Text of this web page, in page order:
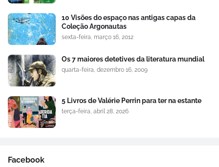
10 Visões do espaço nas antigas capas da
Coleção Argonautas
sexta-feira, março 16, 2012
Os 7 maiores detetives da literatura mundial
quarta-feira, dezembro 16, 2009
5 Livros de Valérie Perrin para ter na estante
terça-feira, abril 28, 2026
Facebook